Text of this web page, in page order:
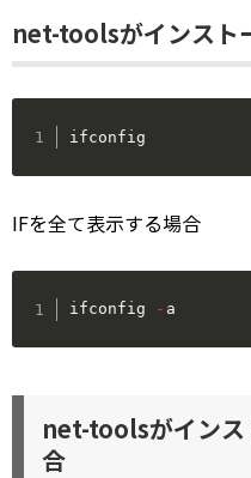
net-toolsがインスト
ifconfig
IFを全て表示する場合
ifconfig - a
net-toolsがインス
合